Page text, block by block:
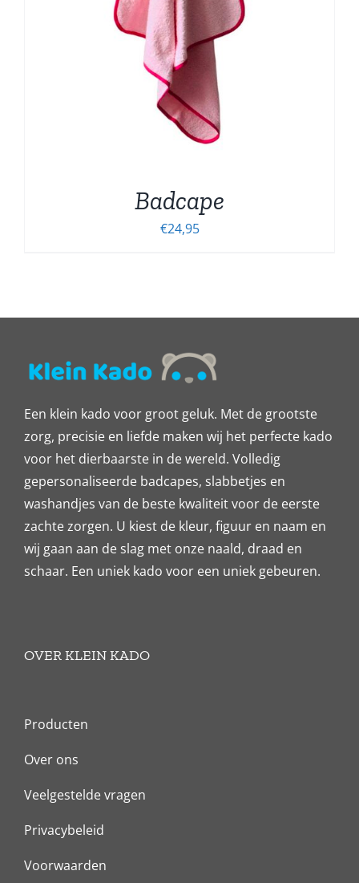
Badcape
€24,95
Een klein kado voor groot geluk. Met de grootste
zorg, precisie en liefde maken wij het perfecte kado
voor het dierbaarste in de wereld. Volledig
gepersonaliseerde badcapes, slabbetjes en
washandjes van de beste kwaliteit voor de eerste
zachte zorgen. U kiest de kleur, figuur en naam en
wij gaan aan de slag met onze naald, draad en
schaar. Een uniek kado voor een uniek gebeuren.
OVER KLEIN KADO
Producten
Over ons
Veelgestelde vragen
Privacybeleid
Voorwaarden